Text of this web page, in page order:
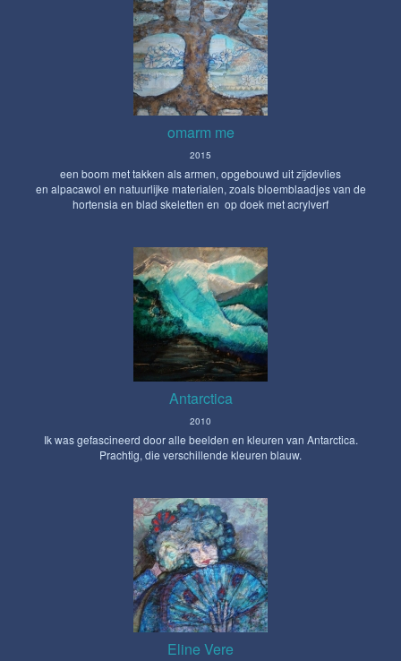
omarm me
2015
een boom met takken als armen, opgebouwd uit zijdevlies
en alpacawol en natuurlijke materialen, zoals bloemblaadjes van de
hortensia en blad skeletten en op doek met acrylverf
Antarctica
2010
Ik was gefascineerd door alle beelden en kleuren van Antarctica.
Prachtig, die verschillende kleuren blauw.
Eline Vere